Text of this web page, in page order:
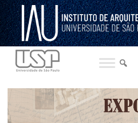
Pular
para
o
conteúdo